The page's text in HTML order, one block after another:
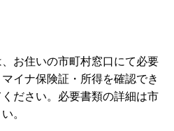
お住いの市町村窓口にて必要
イナ保険証・所得を確認でき
ださい。必要書類の詳細は市
。